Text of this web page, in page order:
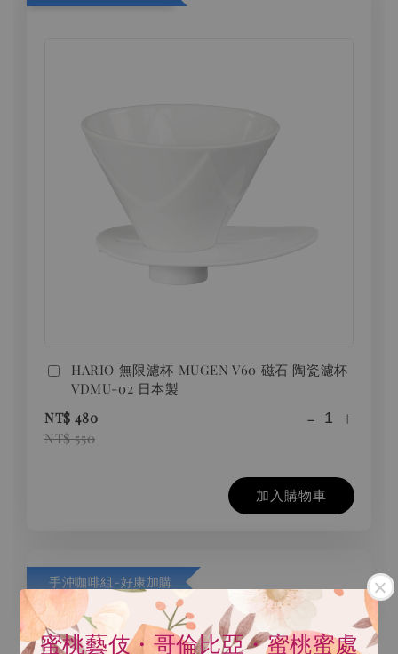
蜜桃藝伎・哥倫比亞・蜜桃蜜處
HARIO 無限濾杯 MUGEN V60 磁石 陶瓷濾杯
VDMU-02 日本製
NT$ 480
NT$ 550
- +
加入購物車
手沖咖啡組-好康加購